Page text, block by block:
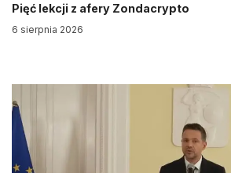
Pięć lekcji z afery Zondacrypto
6 sierpnia 2026